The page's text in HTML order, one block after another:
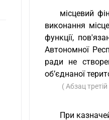
місцевий
виконання
функції,
Автономної
ради не
об’єднаної
( Абзац
При